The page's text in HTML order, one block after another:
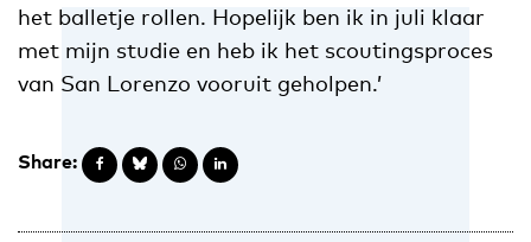
het balletje rollen. Hopelijk ben ik in juli klaar
met mijn studie en heb ik het scoutingsproces
van San Lorenzo vooruit geholpen.’
Share: